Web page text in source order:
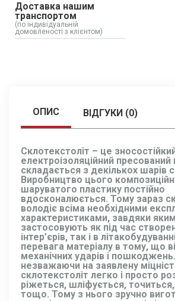
Доставка нашим
транспортом
(по індивідуальній
домовленості з клієнтом)
ОПИС ВІДГУКИ (0)
Склотекстоліт – це
електроізоляційний пресований
складається з декількох шарів
Виробництво цього
шаруватого пластику постійно
вдосконалюється. Тому зараз
володіє всіма необхідними
характеристиками, завдяки
застосовують як під час
інтер’єрів, так і в
перевага матеріалу в тому, що
механічних ударів і
незважаючи на заявлену
склотекстоліт легко і просто
ріжеться, шліфується,
тощо. Тому з нього зручно